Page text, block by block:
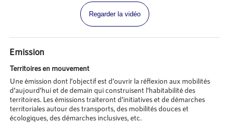
Regarder la vidéo
Emission
Territoires en mouvement
Une émission dont l’objectif est d’ouvrir la réflexion aux mobilités
d’aujourd’hui et de demain qui construisent l’habitabilité des
territoires. Les émissions traiteront d’initiatives et de démarches
territoriales autour des transports, des mobilités douces et
écologiques, des démarches inclusives, etc.